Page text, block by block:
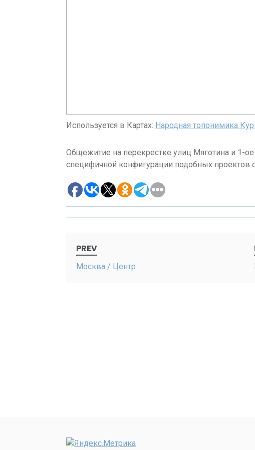
Используется в Картах: Народная топонимика
Общежитие на перекрестке улиц Мяготина и 1-
специфичной конфигурации подобных проектов
navigation
PREV
Москва / Центр